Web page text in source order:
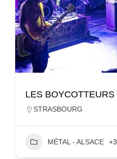
LES BOYCOTTEURS
STRASBOURG
MÉTAL - ALSACE +3